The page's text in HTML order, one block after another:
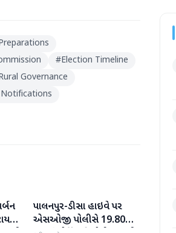
#Election Timeline
Governance
બનાસકાંઠા
પાલનપુર-ડીસા હાઇવે પર
એસઓજી પોલીસે 19.80